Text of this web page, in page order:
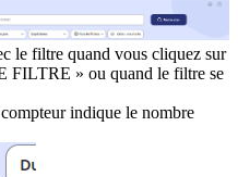
le filtre quand vous cliquez sur
FILTRE » ou quand le filtre se
indique le nombre